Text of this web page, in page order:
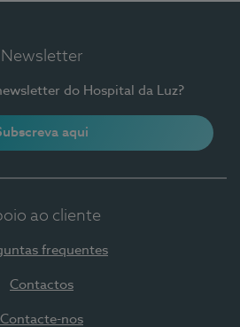
Newsletter
do Hospital da Luz?
aqui
ao cliente
frequentes
Contactos
Contacte-nos